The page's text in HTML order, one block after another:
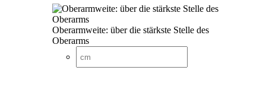
Oberarmweite: über die stärkste Stelle des
Oberarms